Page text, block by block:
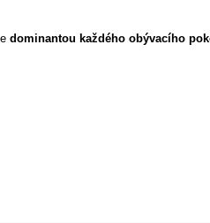
dominantou každého obývacího